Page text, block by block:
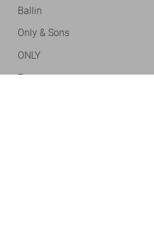
Ballin
Only & Sons
ONLY
Zoso